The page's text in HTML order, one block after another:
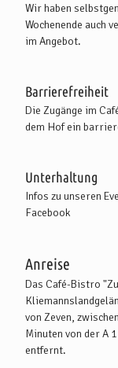
Wir haben
Wochenende auch
im Angebot.
Unterhaltung
Infos zu unseren
Facebook
Barrierefreiheit
Die Zugänge im
dem Hof ein
Anreise
Das Café-Bistro
von Zeven,
Minuten von der A
entfernt.